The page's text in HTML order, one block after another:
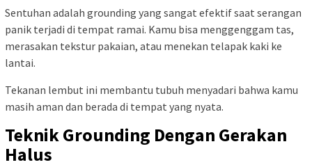
Sentuhan adalah grounding yang sangat efektif saat serangan
panik terjadi di tempat ramai. Kamu bisa menggenggam tas,
merasakan tekstur pakaian, atau menekan telapak kaki ke
lantai.
Tekanan lembut ini membantu tubuh menyadari bahwa kamu
masih aman dan berada di tempat yang nyata.
Teknik Grounding Dengan Gerakan
Halus